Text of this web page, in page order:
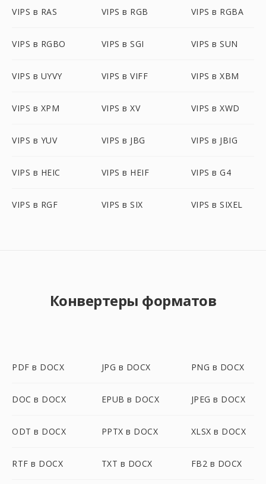
VIPS в RAS VIPS в RGB VIPS в RGBA
VIPS в RGBO VIPS в SGI VIPS в SUN
VIPS в UYVY VIPS в VIFF VIPS в XBM
VIPS в XPM VIPS в XV VIPS в XWD
VIPS в YUV VIPS в JBG VIPS в JBIG
VIPS в HEIC VIPS в HEIF VIPS в G4
VIPS в RGF VIPS в SIX VIPS в SIXEL
Конвертеры форматов
PDF в DOCX JPG в DOCX PNG в DOCX
DOC в DOCX EPUB в DOCX JPEG в DOCX
ODT в DOCX PPTX в DOCX XLSX в DOCX
RTF в DOCX TXT в DOCX FB2 в DOCX